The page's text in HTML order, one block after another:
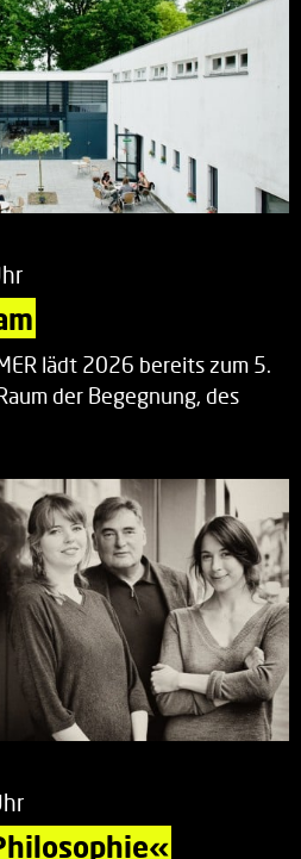
lädt 2026 bereits zum 5.
der Begegnung, des